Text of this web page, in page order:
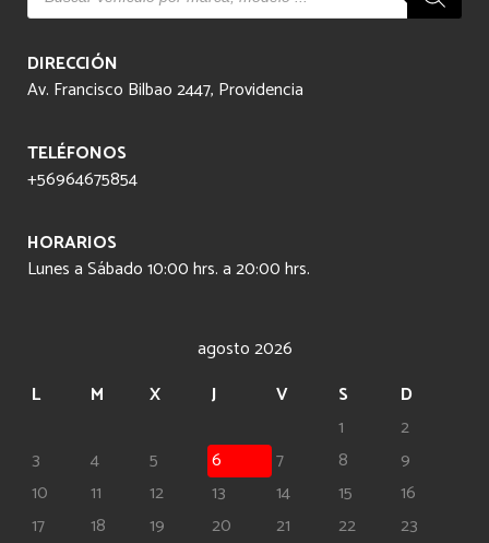
productos
DIRECCIÓN
Av. Francisco Bilbao 2447, Providencia
TELÉFONOS
+56964675854
HORARIOS
Lunes a Sábado 10:00 hrs. a 20:00 hrs.
agosto 2026
L
M X J V S
D
1
2
3
4 5 6 7 8
9
10
11 12 13 14 15
16
17
18 19 20 21 22
23